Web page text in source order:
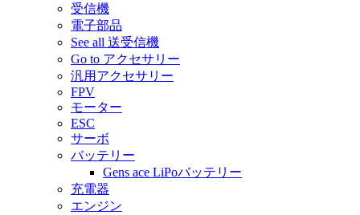
受信機
電子部品
See all 送受信機
Go to アクセサリー
汎用アクセサリー
FPV
モーター
ESC
サーボ
バッテリー
Gens ace LiPoバッテリー
充電器
エンジン